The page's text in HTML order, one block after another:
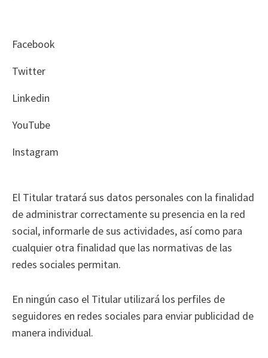
Facebook
Twitter
Linkedin
YouTube
Instagram
El Titular tratará sus datos personales con la finalidad
de administrar correctamente su presencia en la red
social, informarle de sus actividades, así como para
cualquier otra finalidad que las normativas de las
redes sociales permitan.
En ningún caso el Titular utilizará los perfiles de
seguidores en redes sociales para enviar publicidad de
manera individual.